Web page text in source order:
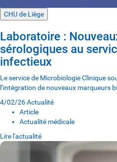
CHU de Liège
Laboratoire :
sérologiques au
infectieux
Le service de Microbiologie Clinique
l’intégration de nouveaux marqueurs
4/02/26Actualité
Article
Actualité médicale
Lire l'actualité